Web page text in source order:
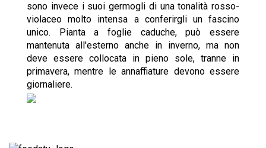
sono invece i suoi germogli di una tonalità rosso-
violaceo molto intensa a conferirgli un fascino
unico. Pianta a foglie caduche, può essere
mantenuta all'esterno anche in inverno, ma non
deve essere collocata in pieno sole, tranne in
primavera, mentre le annaffiature devono essere
giornaliere.